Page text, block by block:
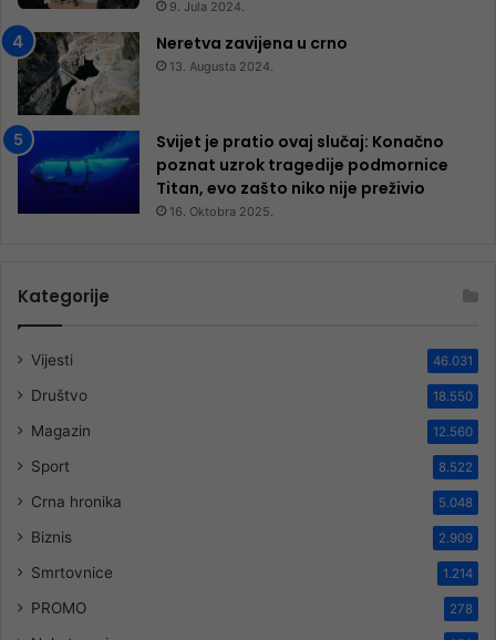
9. Jula 2024.
Neretva zavijena u crno
13. Augusta 2024.
Svijet je pratio ovaj slučaj: Konačno
poznat uzrok tragedije podmornice
Titan, evo zašto niko nije preživio
16. Oktobra 2025.
Kategorije
Vijesti 46.031
Društvo 18.550
Magazin 12.560
Sport 8.522
Crna hronika 5.048
Biznis 2.909
Smrtovnice 1.214
PROMO 278